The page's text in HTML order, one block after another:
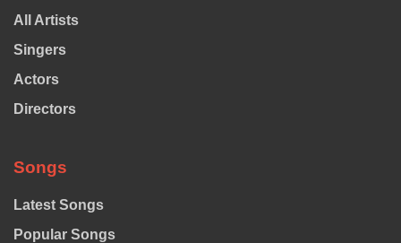
All Artists
Singers
Actors
Directors
Songs
Latest Songs
Popular Songs